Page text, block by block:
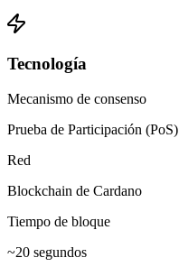
Tecnología
Mecanismo de consenso
Prueba de Participación
Red
Blockchain de Cardano
Tiempo de bloque
~20 segundos